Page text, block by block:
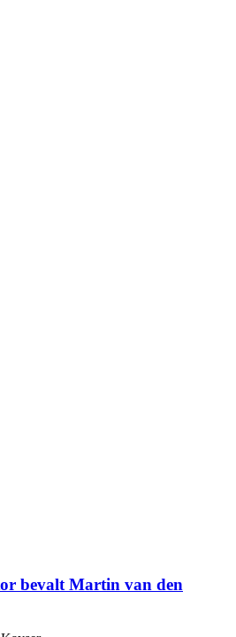
bevalt Martin van den